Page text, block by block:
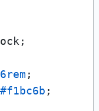
;
#f1bc6b ;